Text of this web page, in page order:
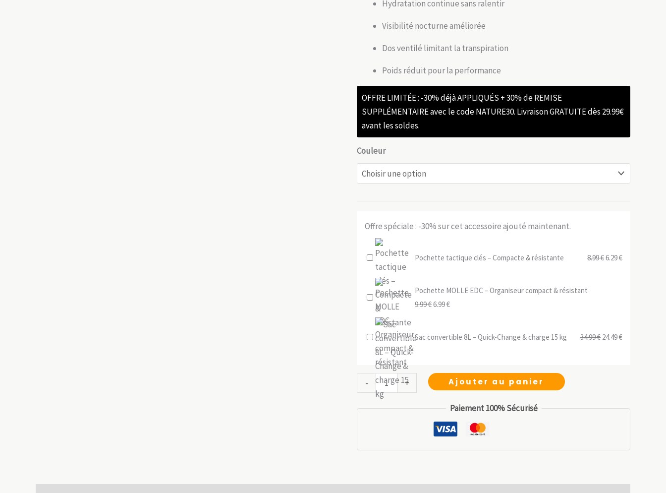
Hydratation continue sans ralentir
Visibilité nocturne améliorée
Dos ventilé limitant la transpiration
Poids réduit pour la performance
OFFRE LIMITÉE : -30% déjà APPLIQUÉS + 30% de REMISE
SUPPLÉMENTAIRE avec le code NATURE30. Livraison GRATUITE dès 29.99€
avant les soldes.
Couleur
Offre spéciale : -30% sur cet accessoire ajouté maintenant.
Pochette tactique clés – Compacte & résistante 8.99€Le
6.29€Le
Pochette MOLLE EDC – Organiseur compact & résistant
9.99€Le
6.99€Le
Sac convertible 8L – Quick-Change & charge 15 kg 34.99€ Le
24.49€Le
-
quantité
de
Sac
respirant
+ Ajouter au panier
Paiement 100% Sécurisé